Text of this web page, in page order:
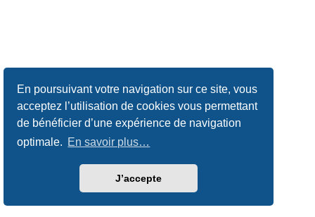
En poursuivant votre navigation sur ce site, vous
acceptez l’utilisation de cookies vous permettant
de bénéficier d’une expérience de navigation
optimale. En savoir plus…
J’accepte